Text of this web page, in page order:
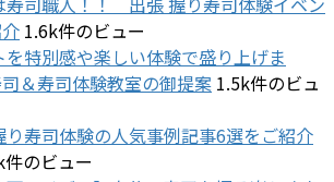
1.6k件のビュー
特別感や楽しい体験で盛り上げま
＆寿司体験教室の御提案 1.5k件のビュ
り寿司体験の人気事例記事6選をご紹介
件のビュー